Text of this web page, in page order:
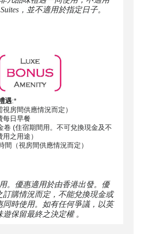
，並不適用於指定日子。
遇:*
房間供應情況而定）
每日早餐
卷 (住宿期間用。不可兌換現金及不
之用途）
間（視房間供應情況而定）
。優惠適用於由香港出發。優
訂購情況而定，不能兌換現金或
同時使用。如有任何爭議，以英
保留最終之決定權 。